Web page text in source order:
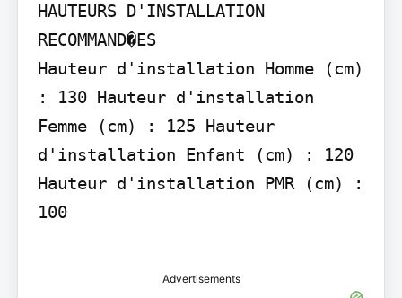
HAUTEURS D'INSTALLATION
RECOMMAND�ES
Hauteur d'installation Homme (cm)
: 130 Hauteur d'installation
Femme (cm) : 125 Hauteur
d'installation Enfant (cm) : 120
Hauteur d'installation PMR (cm) :
100
Advertisements